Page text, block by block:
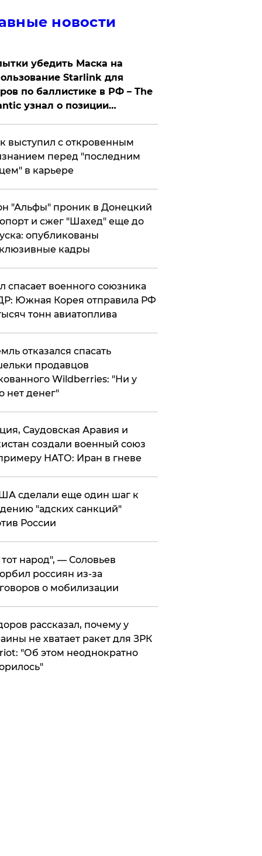
новости
убедить Маска на
Starlink для
по баллистике в РФ – The
узнал о позиции
выступил с откровенным
перед "последним
в карьере
"Альфы" проник в Донецкий
и сжег "Шахед" еще до
опубликованы
кадры
спасает военного союзника
Южная Корея отправила РФ
тонн авиатоплива
отказался спасать
продавцов
Wildberries: "Ни у
нет денег"
Саудовская Аравия и
создали военный союз
НАТО: Иран в гневе
сделали еще один шаг к
"адских санкций"
России
народ", — Соловьев
россиян из-за
о мобилизации
рассказал, почему у
не хватает ракет для ЗРК
"Об этом неоднократно